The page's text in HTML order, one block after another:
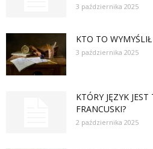
3 października 2025
KTO TO
3 października 2025
KTÓRY JĘZYK
FRANCUSKI?
2 października 2025